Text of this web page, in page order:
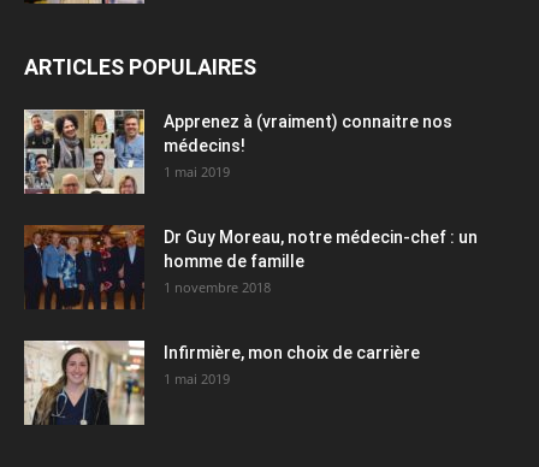
ARTICLES POPULAIRES
Apprenez à (vraiment) connaitre nos
médecins!
1 mai 2019
Dr Guy Moreau, notre médecin-chef : un
homme de famille
1 novembre 2018
Infirmière, mon choix de carrière
1 mai 2019